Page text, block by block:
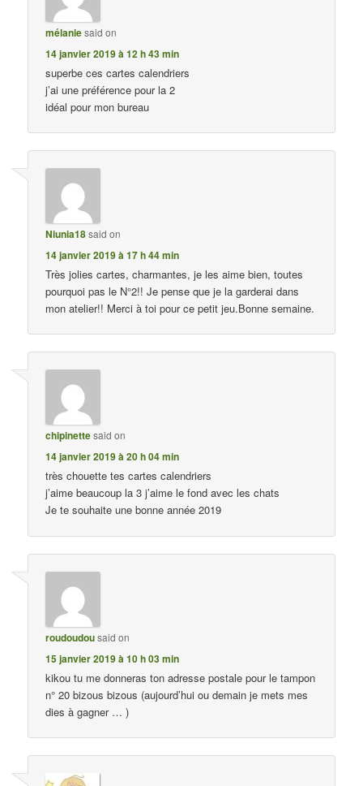
mélaniesaid on
14 janvier 2019 à 12 h 43 min
superbe ces cartes calendriers
j’ai une préférence pour la 2
idéal pour mon bureau
Niunia18said on
14 janvier 2019 à 17 h 44 min
Très jolies cartes, charmantes, je les aime bien, toutes
pourquoi pas le N°2!! Je pense que je la garderai dans
mon atelier!! Merci à toi pour ce petit jeu.Bonne semaine.
chipinettesaid on
14 janvier 2019 à 20 h 04 min
très chouette tes cartes calendriers
j’aime beaucoup la 3 j’aime le fond avec les chats
Je te souhaite une bonne année 2019
roudoudousaid on
15 janvier 2019 à 10 h 03 min
kikou tu me donneras ton adresse postale pour le tampon
n° 20 bizous bizous (aujourd’hui ou demain je mets mes
dies à gagner … )